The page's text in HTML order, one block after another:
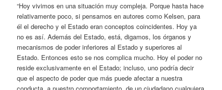
“Hoy vivimos en una situación muy compleja. Porque hasta hace
relativamente poco, si pensamos en autores como Kelsen, para
él el derecho y el Estado eran conceptos coincidentes. Hoy ya
no es así. Además del Estado, está, digamos, los órganos y
mecanismos de poder inferiores al Estado y superiores al
Estado. Entonces esto se nos complica mucho. Hoy el poder no
reside exclusivamente en el Estado; incluso, uno podría decir
que el aspecto de poder que más puede afectar a nuestra
conducta, a nuestro comportamiento, de un ciudadano cualquiera